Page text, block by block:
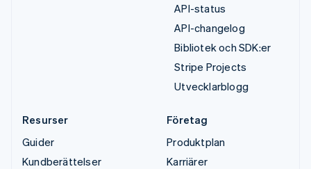
API-status
API-changelog
Bibliotek och SDK:er
Stripe Projects
Utvecklarblogg
Resurser
Guider
Kundberättelser
Företag
Produktplan
Karriärer